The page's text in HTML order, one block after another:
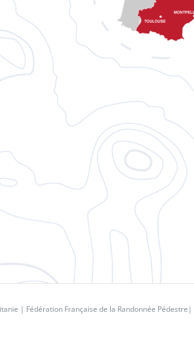
| Fédération Française de la Randonnée Pédestre |